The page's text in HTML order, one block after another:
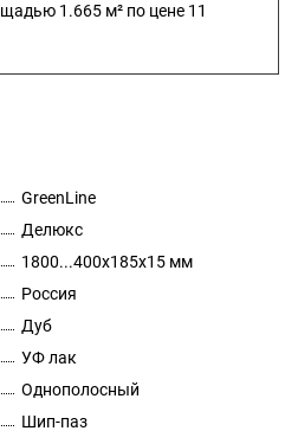
1.665 м² по цене 11
GreenLine
Делюкс
1800...400х185х15 мм
Россия
Дуб
УФ лак
Однополосный
Шип-паз